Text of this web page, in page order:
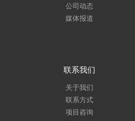
公司动态
媒体报道
联系我们
关于我们
联系方式
项目咨询